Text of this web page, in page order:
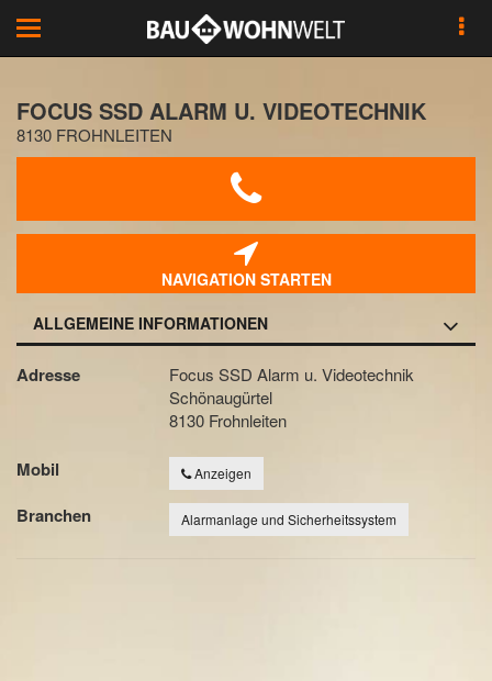
Toggle
navigation
FOCUS SSD ALARM U. VIDEOTECHNIK
8130 FROHNLEITEN
NAVIGATION STARTEN
ALLGEMEINE INFORMATIONEN
Adresse
Focus SSD Alarm u. Videotechnik
Schönaugürtel
8130 Frohnleiten
Mobil Anzeigen
Branchen Alarmanlage und Sicherheitssystem